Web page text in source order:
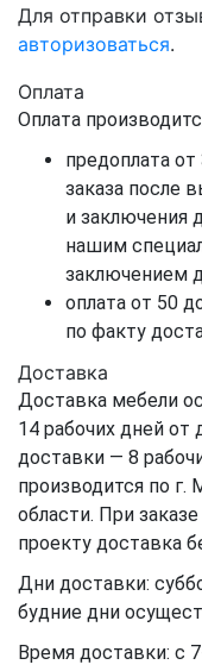
Для отправки
авторизоваться.
Оплата
Оплата
предоплата
заказа после
и заключения
нашим
заключением
оплата от 50
по факту
Доставка
Доставка мебели
14 рабочих дней от
доставки — 8
производится по
области. При
проекту доставка
Дни доставки:
будние дни
Время доставки: с